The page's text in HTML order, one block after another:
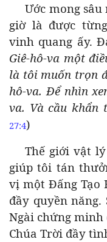
Ước mong
giờ là được
vinh quang ấy.
Giê-hô-va một
là tôi muốn trọn
hô-va. Để nhìn
va. Và cầu khẩn
27:4)
Thế giới vật
giúp tôi tán
vị một Đấng Tạo
đầy quyền
Ngài chứng
Chúa Trời đầy